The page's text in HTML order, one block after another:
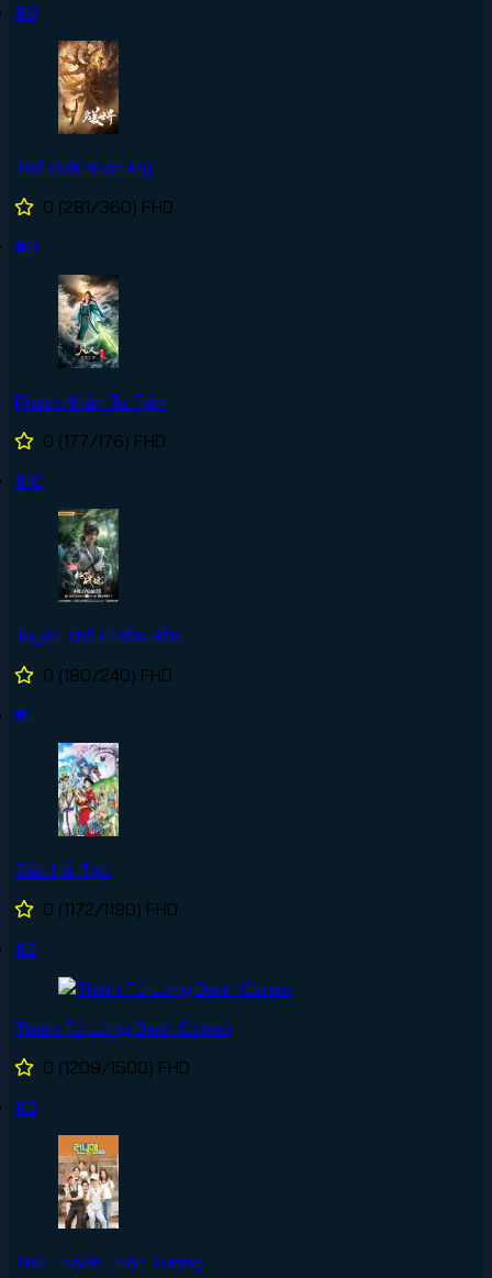
#8
Thế Giới Hoàn Mỹ
0 (281/360) FHD
#9
Phàm Nhân Tu Tiên
0 (177/176) FHD
#10
Tuyệt Thế Chiến Hồn
0 (180/240) FHD
#1
Đảo Hải Tặc
0 (1172/1190) FHD
#2
Thám Tử Lừng Danh Conan
0 (1209/1500) FHD
#3
Thử Thách Thần Tượng